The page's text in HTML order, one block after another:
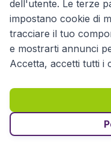
Esonero di
dell'utente. Le terze
impostano cookie di
tracciare il tuo
e mostrarti annunci
Accetta, accetti tutti i